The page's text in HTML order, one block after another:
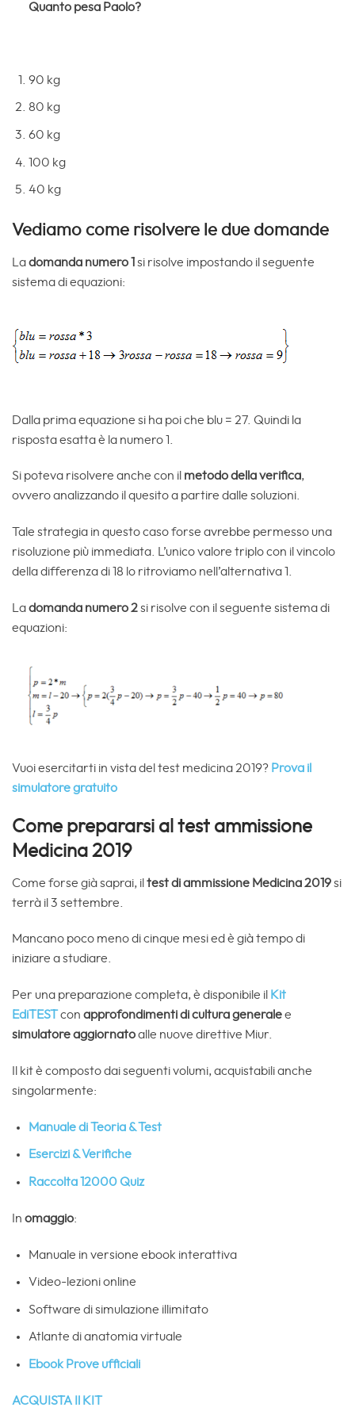
Quanto pesa Paolo?
90 kg
80 kg
60 kg
100 kg
40 kg
Vediamo come risolvere le due domande
Ladomanda numero 1si risolve impostando il seguente
sistema di equazioni:
Dalla prima equazione si ha poi che blu = 27. Quindi la
risposta esatta è la numero 1.
Si poteva risolvere anche con il metodo della verifica,
ovvero analizzando il quesito a partire dalle soluzioni.
Tale strategia in questo caso forse avrebbe permesso una
risoluzione più immediata. L’unico valore triplo con il vincolo
della differenza di 18 lo ritroviamo nell’alternativa 1.
Ladomanda numero 2si risolve con il seguente sistema di
equazioni:
Vuoi esercitarti in vista del test medicina 2019? Prova il
simulatore gratuito
Come prepararsi al test ammissione
Medicina 2019
Come forse già saprai, il test di ammissione Medicina 2019si
terrà il 3 settembre.
Mancano poco meno di cinque mesi ed è già tempo di
iniziare a studiare.
Per una preparazione completa, è disponibile il Kit
EdiTESTcon approfondimenti di cultura generalee
simulatore aggiornatoalle nuove direttive Miur.
Il kit è composto dai seguenti volumi, acquistabili anche
singolarmente:
Manuale di Teoria & Test
Esercizi & Verifiche
Raccolta 12000 Quiz
In omaggio:
Manuale in versione ebook interattiva
Video-lezioni online
Software di simulazione illimitato
Atlante di anatomia virtuale
Ebook Prove ufficiali
ACQUISTA Il KIT